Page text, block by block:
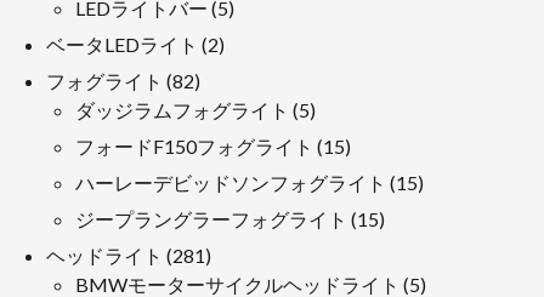
製
品
LEDライトバー 55
ベータLEDライト 22
品
フォグライト 8282
製
品
ダッジラムフォグライト 55
製
フォードF150フォグライト 1515
製
ハーレーデビッドソンフォグライト 1515
ジープラングラーフォグライト 1515
品
ヘッドライト 281281
製
BMWモーターサイクルヘッドライト 55